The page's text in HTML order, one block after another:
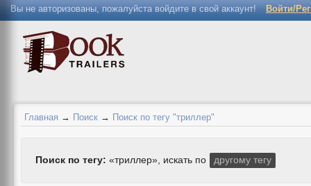
Вы не авторизованы, пожалуйста войдите в свой аккаунт! Войти/
Главная → Поиск → Поиск по тегу "триллер"
Поиск по тегу: «триллер», искать по другому тегу